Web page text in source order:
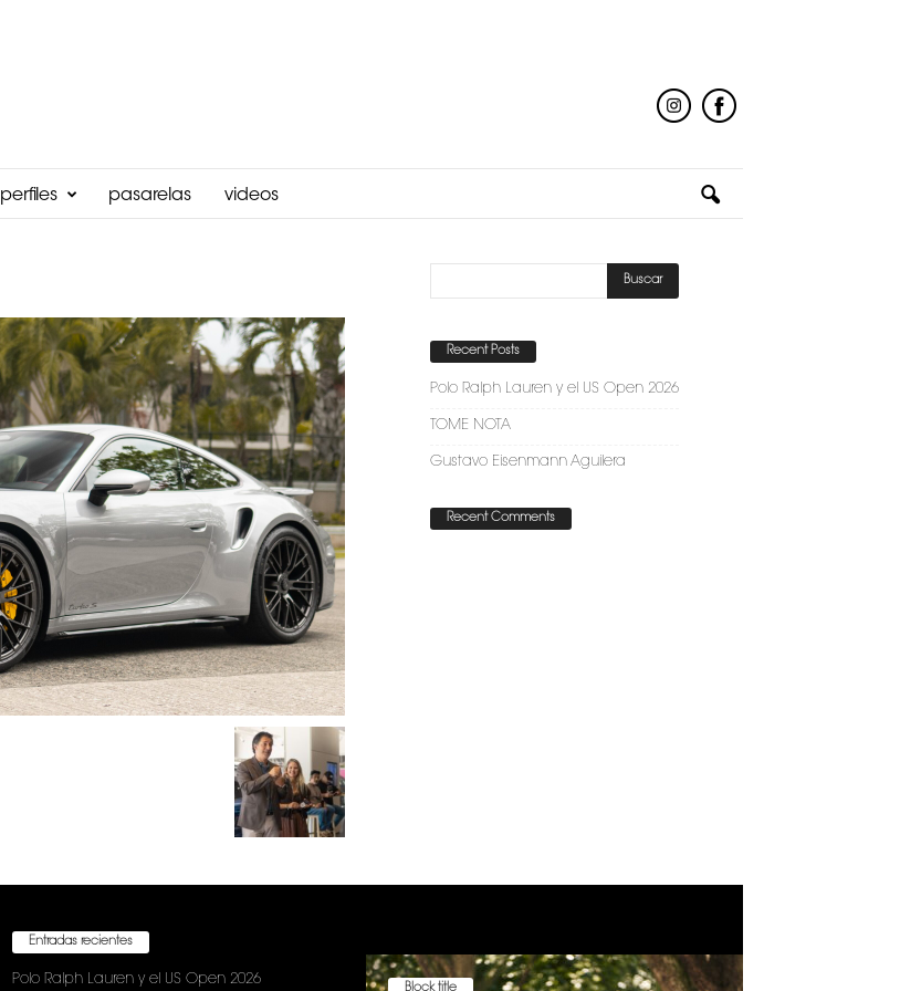
perfiles pasarelas videos
Recent Posts
Polo Ralph Lauren y el US Open 2026
TOME NOTA
Gustavo Eisenmann Aguilera
Recent Comments
Entradas recientes
Polo Ralph Lauren y el US Open 2026
Block title